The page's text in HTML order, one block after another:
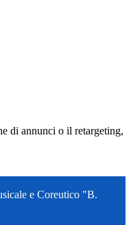
di annunci o il retargeting,
e Coreutico "B.